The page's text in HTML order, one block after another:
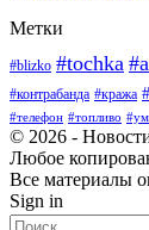
Метки
#blizko #tochka
#контрабанда #кража
#телефон #топливо
© 2026 -
Любое
Все материалы
Sign in